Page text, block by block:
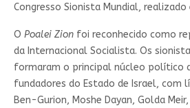
Congresso Sionista Mundial, realizado
O Poalei Zionfoi reconhecido como
da Internacional Socialista. Os
formaram o principal núcleo político
fundadores do Estado de Israel, com
Ben-Gurion, Moshe Dayan, Golda